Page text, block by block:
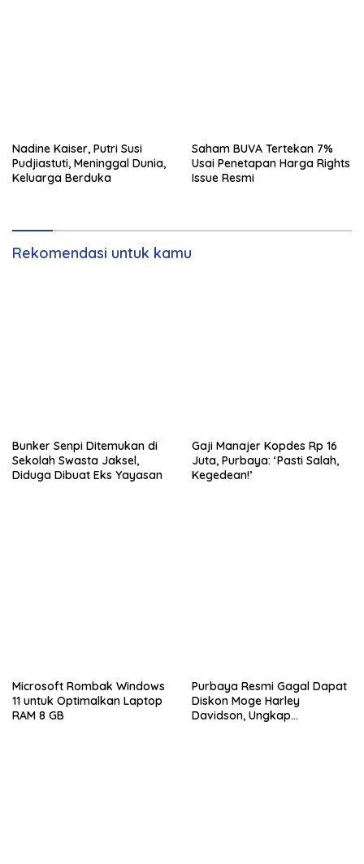
Nadine Kaiser, Putri Susi
Pudjiastuti, Meninggal Dunia,
Keluarga Berduka
Saham BUVA Tertekan 7%
Usai Penetapan Harga Rights
Issue Resmi
Rekomendasi untuk kamu
Bunker Senpi Ditemukan di
Sekolah Swasta Jaksel,
Diduga Dibuat Eks Yayasan
Gaji Manajer Kopdes Rp 16
Juta, Purbaya: ‘Pasti Salah,
Kegedean!’
Microsoft Rombak Windows
11 untuk Optimalkan Laptop
RAM 8 GB
Purbaya Resmi Gagal Dapat
Diskon Moge Harley
Davidson, Ungkap